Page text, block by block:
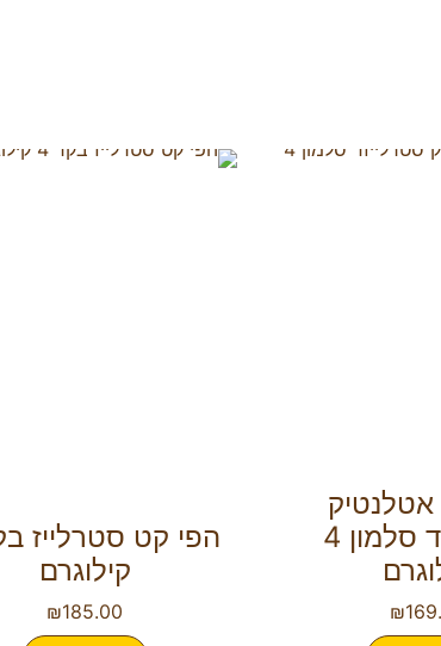
סטרלייזד סלמון 4
₪
קילוגרם
₪185.00